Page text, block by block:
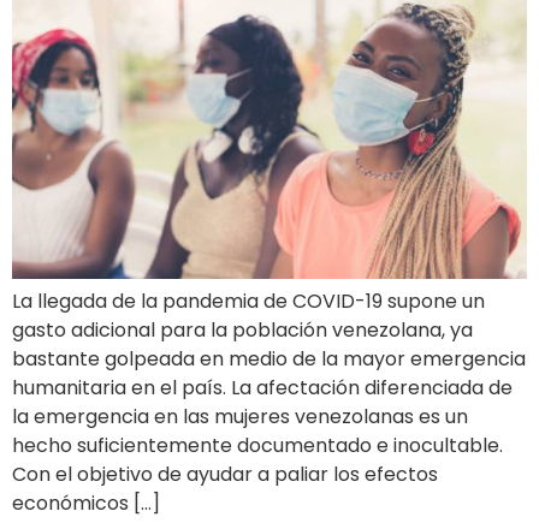
La llegada de la pandemia de COVID-19 supone un
gasto adicional para la población venezolana, ya
bastante golpeada en medio de la mayor emergencia
humanitaria en el país. La afectación diferenciada de
la emergencia en las mujeres venezolanas es un
hecho suficientemente documentado e inocultable.
Con el objetivo de ayudar a paliar los efectos
económicos […]